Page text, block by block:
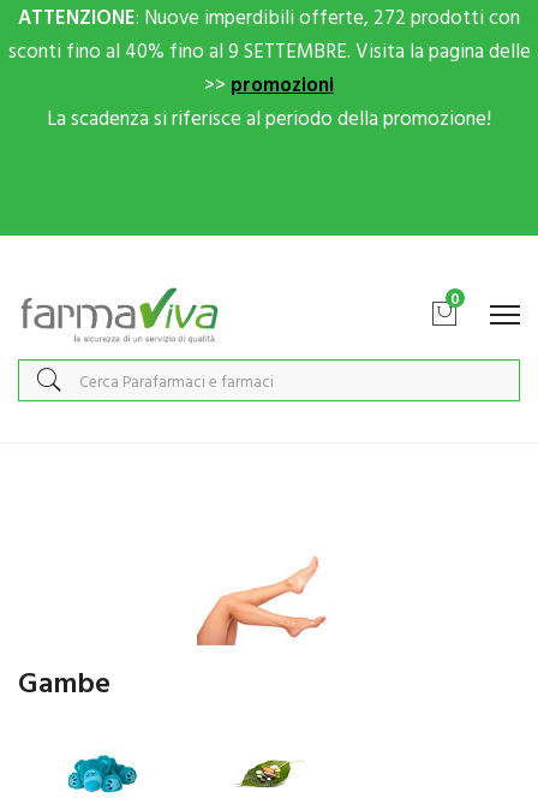
ATTENZIONE: Nuove imperdibili offerte, 272 prodotti con
sconti fino al 40% fino al 9 SETTEMBRE. Visita la pagina delle
>> promozioni
La scadenza si riferisce al periodo della promozione!
0
Gambe